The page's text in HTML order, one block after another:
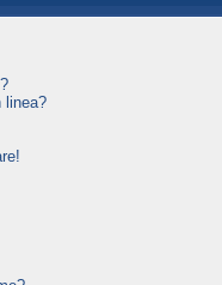
linea?